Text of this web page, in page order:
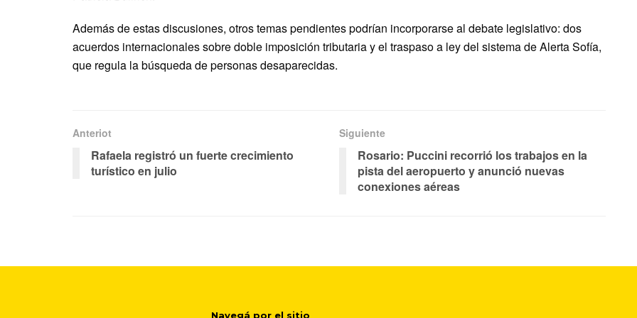
Además de estas discusiones, otros temas pendientes podrían incorporarse al debate legislativo: dos
acuerdos internacionales sobre doble imposición tributaria y el traspaso a ley del sistema de Alerta Sofía,
que regula la búsqueda de personas desaparecidas.
Anteriot
Rafaela registró un fuerte crecimiento
turístico en julio
Siguiente
Rosario: Puccini recorrió los trabajos en la
pista del aeropuerto y anunció nuevas
conexiones aéreas
Navegá por el sitio